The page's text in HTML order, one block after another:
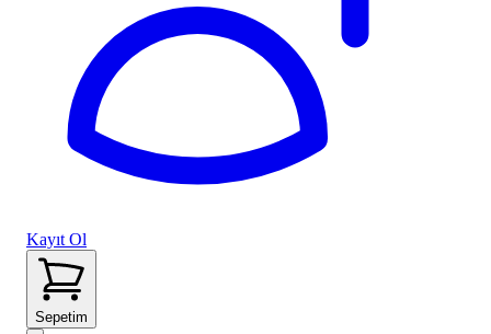
Kayıt Ol
Sepetim